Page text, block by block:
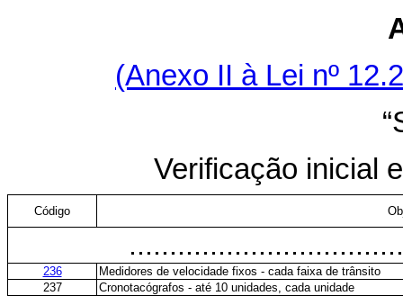
(Anexo II à Lei nº
Verificação inicial
Código
236
Medidores de velocidade fixos - cada faixa de trânsito
237
Cronotacógrafos - até 10 unidades, cada unidade